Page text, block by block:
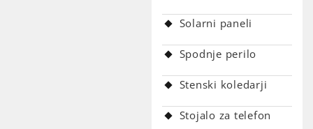
Solarni paneli
Spodnje perilo
Stenski koledarji
Stojalo za telefon